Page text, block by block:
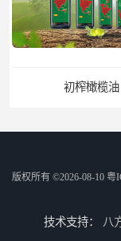
初榨橄榄油
版权所有 ©2026-08-10 粤
技术支持： 八